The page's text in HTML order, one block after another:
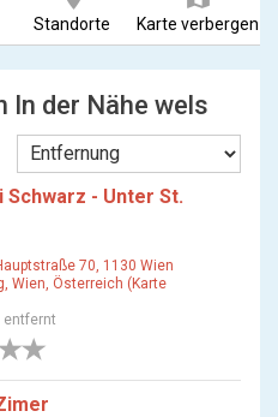
Standorte Karte verbergen
In der Nähe wels
Schwarz - Unter St.
70, 1130 Wien
Wien, Österreich (Karte
entfernt